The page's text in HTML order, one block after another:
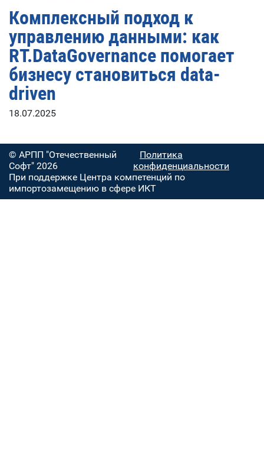
Комплексный подход к
управлению данными: как
RT.DataGovernance помогает
бизнесу становиться data-
driven
18.07.2025
© АРПП "Отечественный
Софт" 2026
Политика
конфиденциальности
При поддержке Центра компетенций по
импортозамещению в сфере ИКТ